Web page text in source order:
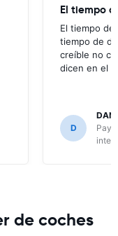
El tiempo
El tiempo
tiempo de
creíble no
dicen en el
D
de coches